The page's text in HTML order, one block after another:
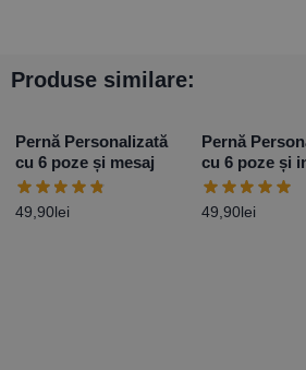
Produse similare:
Pernă Personalizată
cu 6 poze și mesaj
49,90lei
Pernă
cu 6 poze și
49,90lei